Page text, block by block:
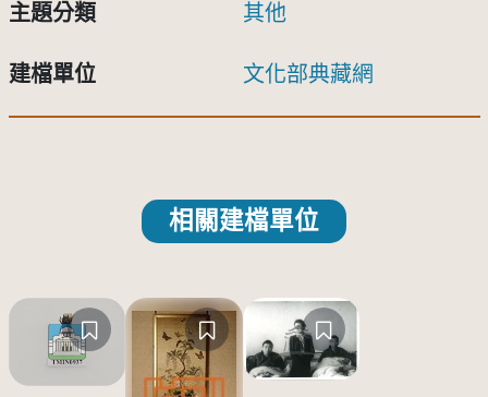
主題分類 其他
建檔單位 文化部典藏網
相關建檔單位